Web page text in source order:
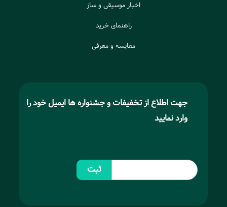
اخبار موسیقی و ساز
راهنمای خرید
مقایسه و معرفی
جهت اطلاع از تخفیفات و جشنواره ها ایمیل خود را
وارد نمایید
ثبت